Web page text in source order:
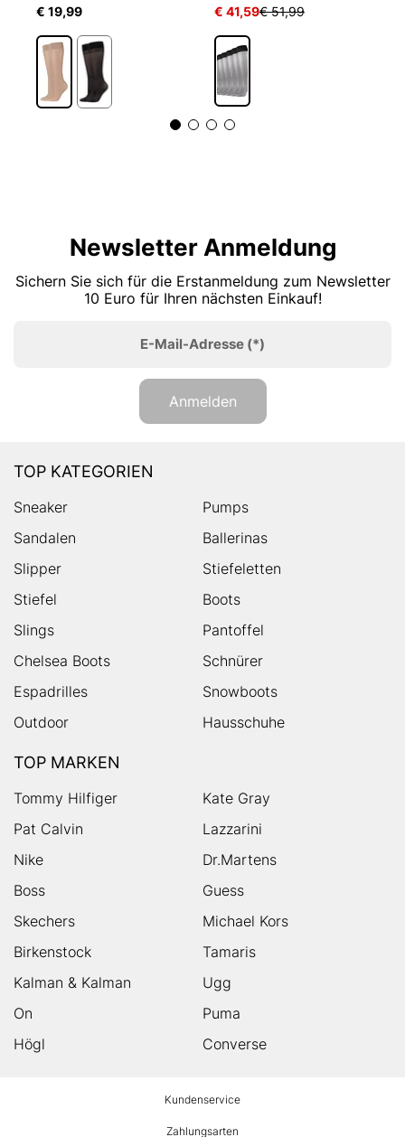
€ 19,99 € 41,59€ 51,99
Newsletter Anmeldung
Sichern Sie sich für die Erstanmeldung zum Newsletter
10 Euro für Ihren nächsten Einkauf!
E-Mail-Adresse (*)
Anmelden
TOP KATEGORIEN
Sneaker
Pumps
Sandalen
Ballerinas
Slipper
Stiefeletten
Stiefel
Boots
Slings
Pantoffel
Chelsea Boots
Schnürer
Espadrilles
Snowboots
Outdoor
Hausschuhe
TOP MARKEN
Tommy Hilfiger
Kate Gray
Pat Calvin
Lazzarini
Nike
Dr.Martens
Boss
Guess
Skechers
Michael Kors
Birkenstock
Tamaris
Kalman & Kalman
Ugg
On
Puma
Högl
Converse
Kundenservice
Zahlungsarten